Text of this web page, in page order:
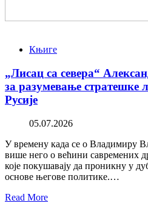
Књиге
„Лисац са севера“
за разумевање стратешке
Русије
05.07.2026
У времену када се о Владимиру
више него о већини савремених
које покушавају да проникну у
основе његове политике.…
Read More